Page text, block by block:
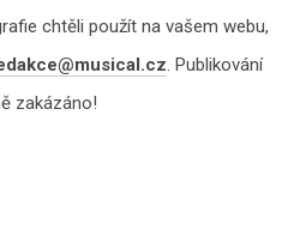
chtěli použít na vašem webu,
. Publikování
zakázáno!